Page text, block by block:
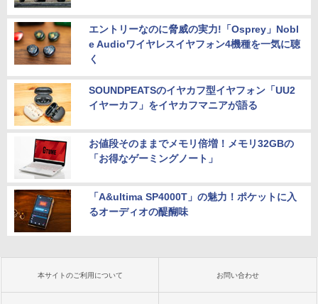
エントリーなのに脅威の実力!「Osprey」Nobl
e Audioワイヤレスイヤフォン4機種を一気に聴
く
SOUNDPEATSのイヤカフ型イヤフォン「UU2
イヤーカフ」をイヤカフマニアが語る
お値段そのままでメモリ倍増！メモリ32GBの
「お得なゲーミングノート」
「A&ultima SP4000T」の魅力！ポケットに入
るオーディオの醍醐味
本サイトのご利用について お問い合わせ